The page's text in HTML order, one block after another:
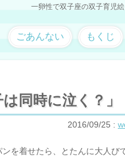
一卵性で双子座の双子育児
ごあんない もくじ
同時に泣く？」
2016/09/25 :
を着せたら、とたんに大人び